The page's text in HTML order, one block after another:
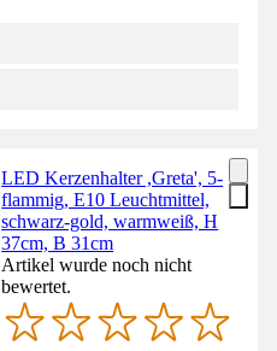
LED Kerzenhalter ,Greta', 5-
flammig, E10 Leuchtmittel,
schwarz-gold, warmweiß, H
37cm, B 31cm
Artikel wurde noch nicht
bewertet.